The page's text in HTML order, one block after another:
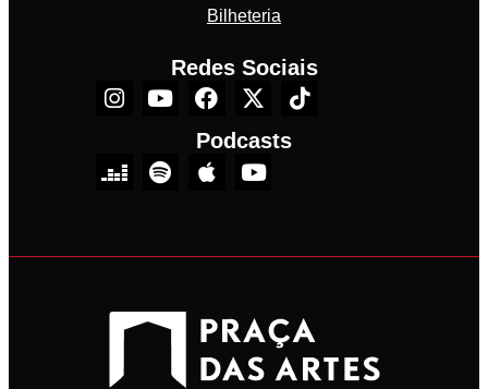
Bilheteria
Redes Sociais
Podcasts